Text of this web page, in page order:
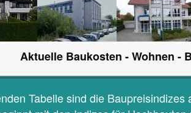
Aktuelle Baukosten - Wohnen -
Tabelle sind die